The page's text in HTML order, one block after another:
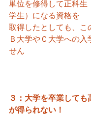
単位を修得して正科生
学生）になる資格を
取得したとしても、こ
Ｂ大学やＣ大学への入
せん
３：大学を卒業しても
が得られない！